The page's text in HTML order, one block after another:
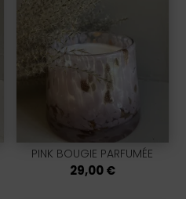
PINK BOUGIE PARFUMÉE
29,00€